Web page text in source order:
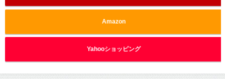
Amazon
Yahooショッピング